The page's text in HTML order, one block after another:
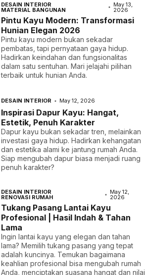
DESAIN INTERIOR
MATERIAL BANGUNAN
May 13,
2026
Pintu Kayu Modern: Transformasi
Hunian Elegan 2026
Pintu kayu modern bukan sekadar
pembatas, tapi pernyataan gaya hidup.
Hadirkan keindahan dan fungsionalitas
dalam satu sentuhan. Mari jelajahi pilihan
terbaik untuk hunian Anda.
DESAIN INTERIOR May 12, 2026
Inspirasi Dapur Kayu: Hangat,
Estetik, Penuh Karakter
Dapur kayu bukan sekadar tren, melainkan
investasi gaya hidup. Hadirkan kehangatan
dan estetika alami ke jantung rumah Anda.
Siap mengubah dapur biasa menjadi ruang
penuh karakter?
DESAIN INTERIOR
RENOVASI RUMAH
May 12,
2026
Tukang Pasang Lantai Kayu
Profesional | Hasil Indah & Tahan
Lama
Ingin lantai kayu yang elegan dan tahan
lama? Memilih tukang pasang yang tepat
adalah kuncinya. Temukan bagaimana
keahlian profesional bisa mengubah rumah
Anda, menciptakan suasana hangat dan nilai